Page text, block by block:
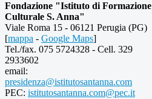
Fondazione "Istituto di Formazione
Culturale S. Anna"
Viale Roma 15 - 06121 Perugia (PG)
[mappa - Google Maps]
Tel./fax. 075 5724328 - Cell. 329
2933602
email:
presidenza@istitutosantanna.com
PEC: istitutosantanna.com@pec.it